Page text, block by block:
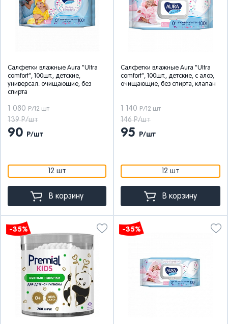
Салфетки влажные Aura "Ultra
comfort", 100шт., детские,
универсал. очищающие, без
спирта
1 080 Р/12 шт
139 Р/шт
90 Р/шт
12 шт
В корзину
Салфетки влажные Aura "Ultra
comfort", 100шт., детские, с алоэ,
очищающие, без спирта, клапан
1 140 Р/12 шт
146 Р/шт
95 Р/шт
12 шт
В корзину
-35% -35%